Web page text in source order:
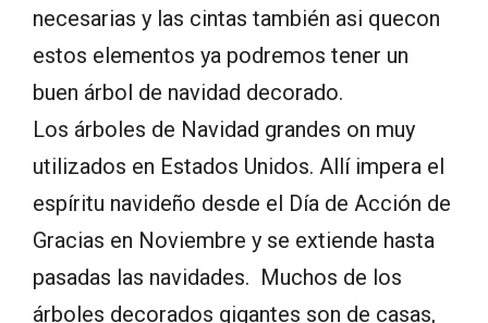
necesarias y las cintas también asi quecon
estos elementos ya podremos tener un
buen árbol de navidad decorado.
Los árboles de Navidad grandes on muy
utilizados en Estados Unidos. Allí impera el
espíritu navideño desde el Día de Acción de
Gracias en Noviembre y se extiende hasta
pasadas las navidades. Muchos de los
árboles decorados gigantes son de casas,